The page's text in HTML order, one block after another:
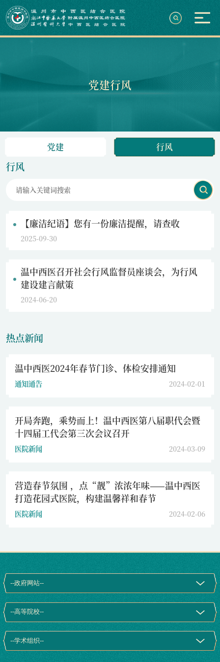
党建行风
党建 行风
行风
【廉洁纪语】您有一份廉洁提醒，请查收
2025-09-30
温中西医召开社会行风监督员座谈会，为行风
建设建言献策
2024-06-20
热点新闻
温中西医2024年春节门诊、体检安排通知
通知通告 2024-02-01
开局奔跑，乘势而上！温中西医第八届职代会暨
十四届工代会第三次会议召开
医院新闻 2024-03-09
营造春节氛围 ，点“靓”浓浓年味——温中西医
打造花园式医院，构建温馨祥和春节
医院新闻 2024-02-06